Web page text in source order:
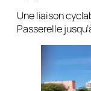
Une liaison
Passerelle